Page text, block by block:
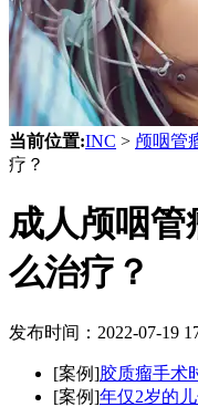
当前位置:INC > 颅咽管
疗？
成人颅咽管
么治疗？
发布时间： 2022-07-19
[案例]胶质瘤手术
[案例]年仅2岁的